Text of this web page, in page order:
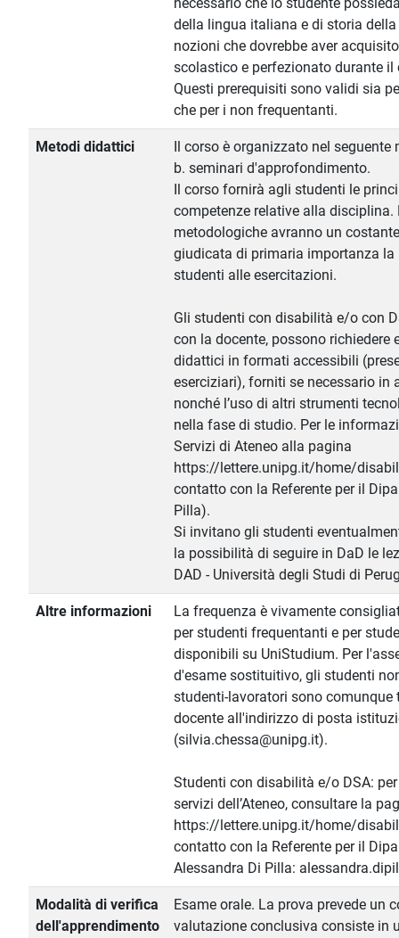
necessario che lo studente
della lingua italiana e di storia
nozioni che dovrebbe aver
scolastico e perfezionato durante il
Questi prerequisiti sono validi sia
che per i non frequentanti.
Metodi didattici
Il corso è organizzato nel
b. seminari d'approfondimento.
Il corso fornirà agli studenti le
competenze relative alla
metodologiche avranno un
giudicata di primaria importanza la
studenti alle esercitazioni.
Gli studenti con disabilità e/o con
con la docente, possono richiedere
didattici in formati accessibili
eserciziari), forniti se necessario in
nonché l’uso di altri strumenti
nella fase di studio. Per le
Servizi di Ateneo alla pagina
https://lettere.unipg.it/home/
contatto con la Referente per il
Pilla).
Si invitano gli studenti
la possibilità di seguire in DaD le
DAD - Università degli Studi di
Altre informazioni
La frequenza è vivamente
per studenti frequentanti e per
disponibili su UniStudium. Per
d'esame sostituitivo, gli studenti
studenti-lavoratori sono comunque
docente all'indirizzo di posta
(silvia.chessa@unipg.it).
Studenti con disabilità e/o DSA:
servizi dell’Ateneo, consultare la
https://lettere.unipg.it/home/
contatto con la Referente per il
Alessandra Di Pilla:
Modalità di verifica
dell'apprendimento
Esame orale. La prova prevede un
valutazione conclusiva consiste in